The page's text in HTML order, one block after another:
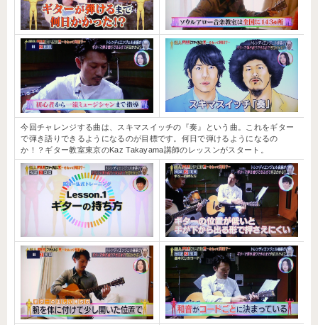
今回チャレンジする曲は、スキマスイッチの『奏』という曲。これをギター
で弾き語りできるようになるのが目標です。何日で弾けるようになるの
か！？ギター教室東京のKaz Takayama講師のレッスンがスタート。